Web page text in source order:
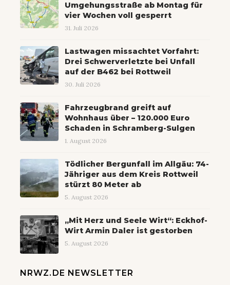
Umgehungsstraße ab Montag für
vier Wochen voll gesperrt
31. Juli 2026
Lastwagen missachtet Vorfahrt:
Drei Schwerverletzte bei Unfall
auf der B462 bei Rottweil
30. Juli 2026
Fahrzeugbrand greift auf
Wohnhaus über – 120.000 Euro
Schaden in Schramberg-Sulgen
1. August 2026
Tödlicher Bergunfall im Allgäu: 74-
Jähriger aus dem Kreis Rottweil
stürzt 80 Meter ab
5. August 2026
„Mit Herz und Seele Wirt“: Eckhof-
Wirt Armin Daler ist gestorben
5. August 2026
NRWZ.DE NEWSLETTER